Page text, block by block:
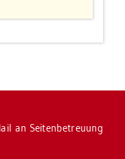
an Sei­ten­be­treu­ung